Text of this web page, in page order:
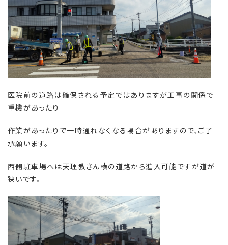
医院前の道路は確保される予定ではありますが工事の関係で
重機があったり
作業があったりで一時通れなくなる場合がありますので、ご了
承願います。
西側駐車場へは天理教さん横の道路から進入可能ですが道が
狭いです。